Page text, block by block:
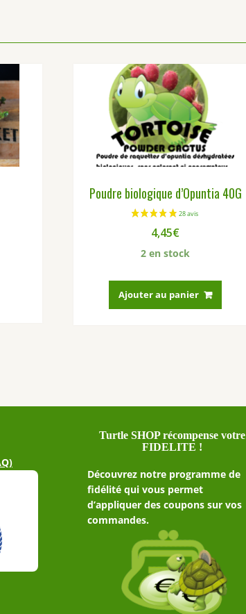
Poudre biologique d’Opuntia 40G
4,45€
2 en stock
Ajouter au panier
Turtle SHOP récompense votre
FIDELITE !
Découvrez notre programme de
fidélité qui vous permet
d’appliquer des coupons sur vos
commandes.